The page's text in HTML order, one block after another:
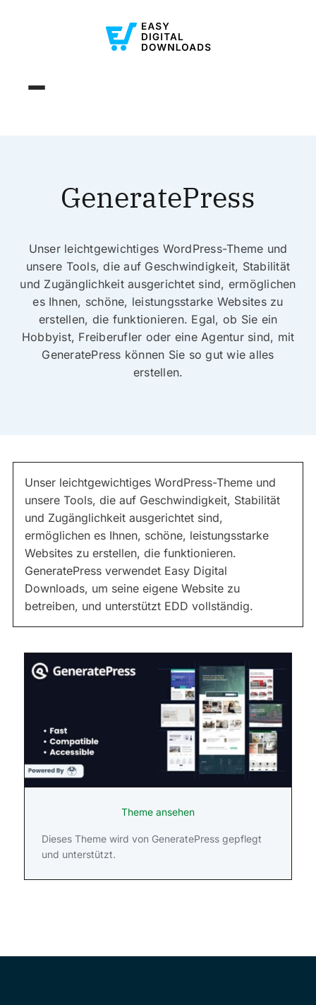
GeneratePress
Unser leichtgewichtiges WordPress-Theme und
unsere Tools, die auf Geschwindigkeit, Stabilität
und Zugänglichkeit ausgerichtet sind, ermöglichen
es Ihnen, schöne, leistungsstarke Websites zu
erstellen, die funktionieren. Egal, ob Sie ein
Hobbyist, Freiberufler oder eine Agentur sind, mit
GeneratePress können Sie so gut wie alles
erstellen.
Unser leichtgewichtiges WordPress-Theme und
unsere Tools, die auf Geschwindigkeit, Stabilität
und Zugänglichkeit ausgerichtet sind,
ermöglichen es Ihnen, schöne, leistungsstarke
Websites zu erstellen, die funktionieren.
GeneratePress verwendet Easy Digital
Downloads, um seine eigene Website zu
betreiben, und unterstützt EDD vollständig.
Theme ansehen
Dieses Theme wird von GeneratePress gepflegt
und unterstützt.